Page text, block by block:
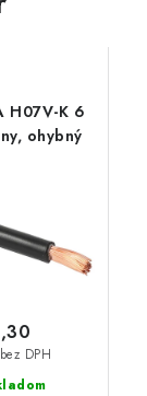
H07V-K 6
ohybný
DPH